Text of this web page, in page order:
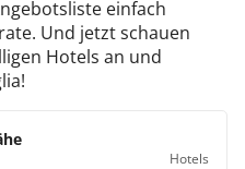
einfach
Und jetzt schauen
Hotels an und
Hotels